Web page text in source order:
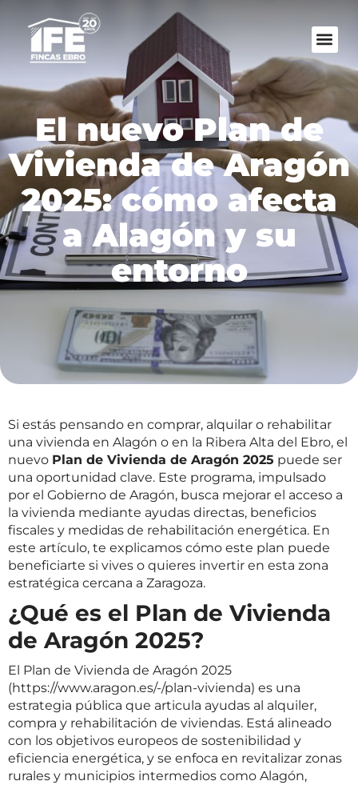
El nuevo Plan de
Vivienda de Aragón
2025: cómo afecta
a Alagón y su
entorno
Si estás pensando en comprar, alquilar o rehabilitar
una vivienda en Alagón o en la Ribera Alta del Ebro, el
nuevo Plan de Vivienda de Aragón 2025 puede ser
una oportunidad clave. Este programa, impulsado
por el Gobierno de Aragón, busca mejorar el acceso a
la vivienda mediante ayudas directas, beneficios
fiscales y medidas de rehabilitación energética. En
este artículo, te explicamos cómo este plan puede
beneficiarte si vives o quieres invertir en esta zona
estratégica cercana a Zaragoza.
¿Qué es el Plan de Vivienda
de Aragón 2025?
El Plan de Vivienda de Aragón 2025
(https://www.aragon.es/-/plan-vivienda) es una
estrategia pública que articula ayudas al alquiler,
compra y rehabilitación de viviendas. Está alineado
con los objetivos europeos de sostenibilidad y
eficiencia energética, y se enfoca en revitalizar zonas
rurales y municipios intermedios como Alagón,